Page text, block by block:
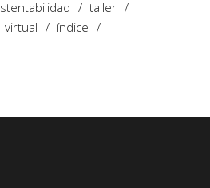
taller
virtual índice